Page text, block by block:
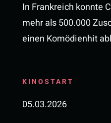
In Frankreich konnte
mehr als 500.000
einen Komödienhit
KINOSTART
05.03.2026